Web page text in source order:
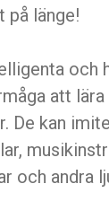
på länge!
och
att
De kan
och andra